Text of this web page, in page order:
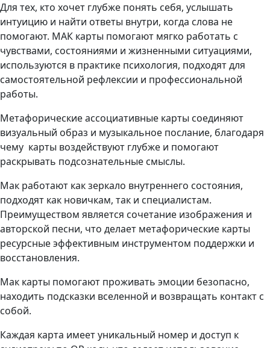
Для тех, кто хочет глубже понять себя, услышать
интуицию и найти ответы внутри, когда слова не
помогают. МАК карты помогают мягко работать с
чувствами, состояниями и жизненными ситуациями,
используются в практике психология, подходят для
самостоятельной рефлексии и профессиональной
работы.
Метафорические ассоциативные карты соединяют
визуальный образ и музыкальное послание, благодаря
чему карты воздействуют глубже и помогают
раскрывать подсознательные смыслы.
Мак работают как зеркало внутреннего состояния,
подходят как новичкам, так и специалистам.
Преимуществом является сочетание изображения и
авторской песни, что делает метафорические карты
ресурсные эффективным инструментом поддержки и
восстановления.
Мак карты помогают проживать эмоции безопасно,
находить подсказки вселенной и возвращать контакт с
собой.
Каждая карта имеет уникальный номер и доступ к